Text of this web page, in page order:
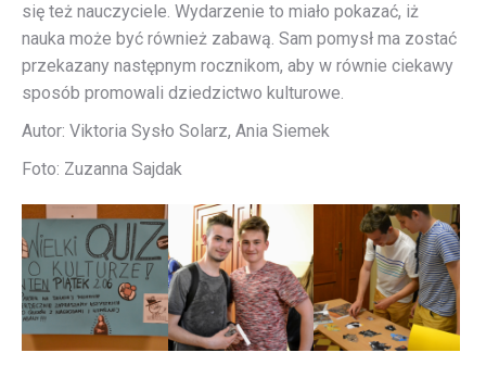
się też nauczyciele. Wydarzenie to miało pokazać, iż
nauka może być również zabawą. Sam pomysł ma zostać
przekazany następnym rocznikom, aby w równie ciekawy
sposób promowali dziedzictwo kulturowe.
Autor: Viktoria Sysło Solarz, Ania Siemek
Foto: Zuzanna Sajdak